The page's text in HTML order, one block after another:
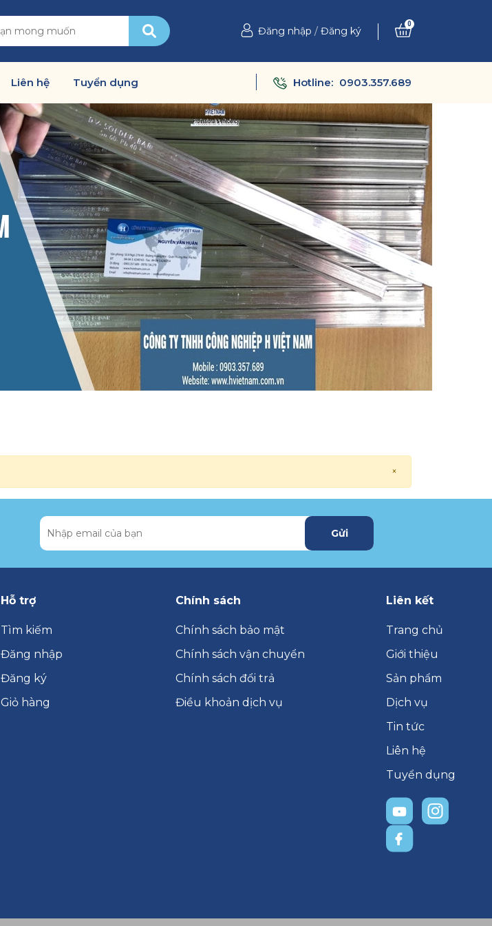
Đăng nhập / Đăng ký
0
Liên hệ Tuyển dụng Hotline: 0903.357.689
×
Gửi
Hỗ trợ
Tìm kiếm
Đăng nhập
Đăng ký
Giỏ hàng
Chính sách
Chính sách bảo mật
Chính sách vận chuyển
Chính sách đổi trả
Điều khoản dịch vụ
Liên kết
Trang chủ
Giới thiệu
Sản phẩm
Dịch vụ
Tin tức
Liên hệ
Tuyển dụng